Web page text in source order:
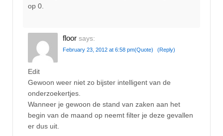
op 0.
floor says:
February 23, 2012 at 6:58 pm(Quote) (Reply)
Edit
Gewoon weer niet zo bijster intelligent van de
onderzoekertjes.
Wanneer je gewoon de stand van zaken aan het
begin van de maand op neemt filter je deze gevallen
er dus uit.